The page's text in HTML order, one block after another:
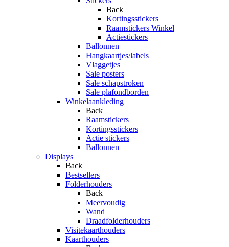
Back
Kortingsstickers
Raamstickers Winkel
Actiestickers
Ballonnen
Hangkaartjes/labels
Vlaggetjes
Sale posters
Sale schapstroken
Sale plafondborden
Winkelaankleding
Back
Raamstickers
Kortingsstickers
Actie stickers
Ballonnen
Displays
Back
Bestsellers
Folderhouders
Back
Meervoudig
Wand
Draadfolderhouders
Visitekaarthouders
Kaarthouders